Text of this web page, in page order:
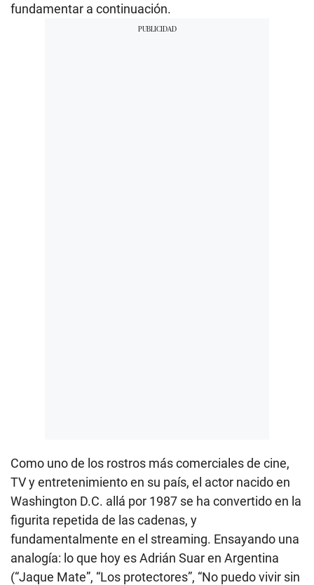
fundamentar a continuación.
Como uno de los rostros más comerciales de cine,
TV y entretenimiento en su país, el actor nacido en
Washington D.C. allá por 1987 se ha convertido en la
figurita repetida de las cadenas, y
fundamentalmente en el streaming. Ensayando una
analogía: lo que hoy es Adrián Suar en Argentina
(“Jaque Mate”, “Los protectores”, “No puedo vivir sin